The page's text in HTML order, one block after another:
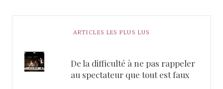
ARTICLES LES PLUS LUS
De la difficulté à ne pas rappeler
au spectateur que tout est faux